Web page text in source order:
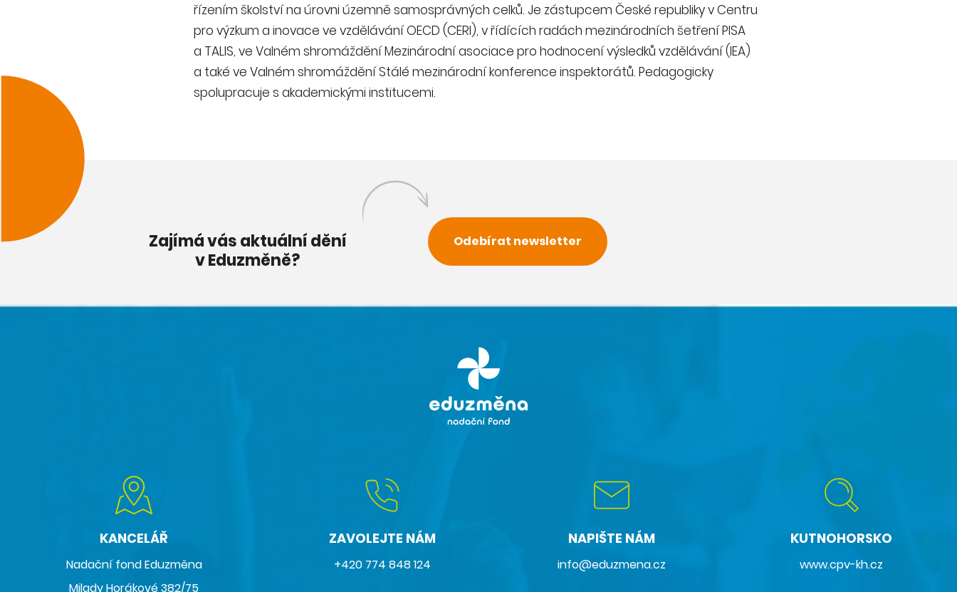
řízením školství na úrovni územně samosprávných celků. Je zástupcem České republiky v Centru
pro výzkum a inovace ve vzdělávání OECD (CERI), v řídících radách mezinárodních šetření PISA
a TALIS, ve Valném shromáždění Mezinárodní asociace pro hodnocení výsledků vzdělávání (IEA)
a také ve Valném shromáždění Stálé mezinárodní konference inspektorátů. Pedagogicky
spolupracuje s akademickými institucemi.
Zajímá vás aktuální dění
v Eduzměně?
Odebírat newsletter
KANCELÁŘ
Nadační fond Eduzměna
Milady Horákové 382/75
ZAVOLEJTE NÁM
+420 774 848 124
NAPIŠTE NÁM
info@eduzmena.cz
KUTNOHORSKO
www.cpv-kh.cz